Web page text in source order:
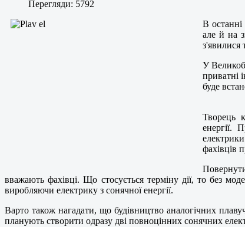
Перегляди: 5792
В останні
але й на
з'явилися
У
приватні
буде
Творець
енергії.
фахівців
вважають фахівці. Що стосується терміну дії, то без
виробляючи електрику з сонячної енергії.
Варто також нагадати, що будівництво аналогічних
планують створити одразу дві повноцінних сонячних